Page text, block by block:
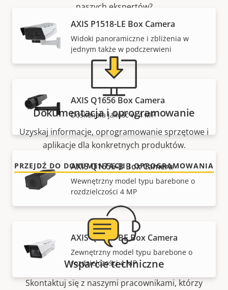
AXIS P1518-LE Box Camera
Widoki panoramiczne i zbliżenia w
jednym także w podczerwieni
AXIS Q1656 Box Camera
Doskonała jakość w 4 MP
AXIS Q1656-B Box Camera
Wewnętrzny model typu barebone o
rozdzielczości 4 MP
AXIS Q1656-BE Box Camera
Zewnętrzny model typu barebone o
rozdzielczości 4 MP
naszych ekspertów?
Dokumentacja i oprogramowanie
Uzyskaj informacje, oprogramowanie sprzętowe i
aplikacje dla konkretnych produktów.
PRZEJDŹ DO DOKUMENTACJI I OPROGRAMOWANIA
Wsparcie techniczne
Skontaktuj się z naszymi pracownikami, którzy